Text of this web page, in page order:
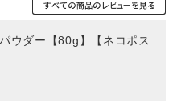
ウダー【80g】【ネコポス